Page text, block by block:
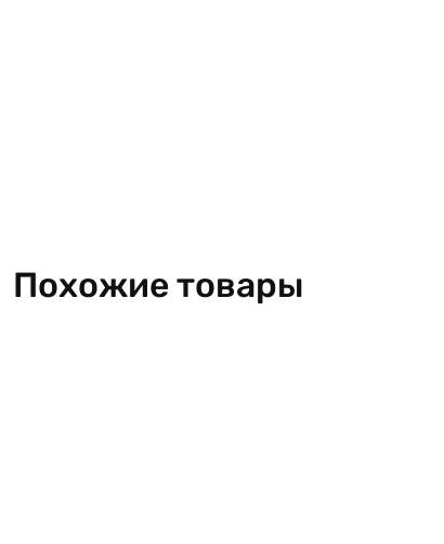
Похожие товары